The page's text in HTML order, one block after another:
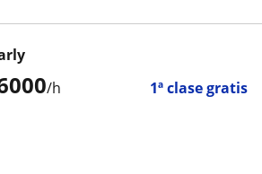
/h 1ª clase gratis